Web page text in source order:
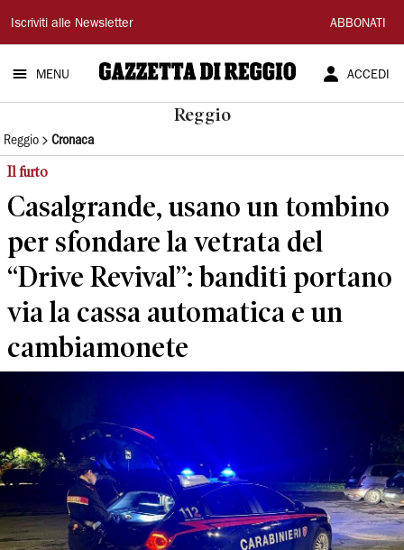
Gazzetta
di
Reggio
Iscriviti alle Newsletter ABBONATI
MENU ACCEDI
Reggio
Reggio Cronaca
Il furto
Casalgrande, usano un tombino
per sfondare la vetrata del
“Drive Revival”: banditi portano
via la cassa automatica e un
cambiamonete